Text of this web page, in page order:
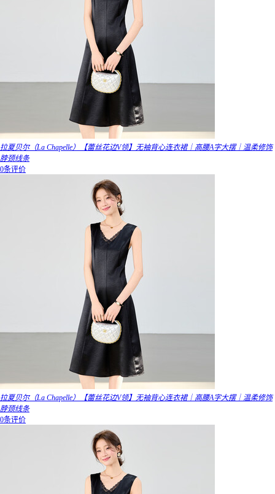
拉夏贝尔（La Chapelle）【蕾丝花边V领】无袖背心连衣裙｜高腰A字大摆｜温柔修饰
脖颈线条
0条评价
拉夏贝尔（La Chapelle）【蕾丝花边V领】无袖背心连衣裙｜高腰A字大摆｜温柔修饰
脖颈线条
0条评价